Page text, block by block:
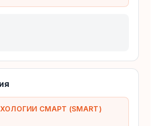
СМАРТ (SMART)